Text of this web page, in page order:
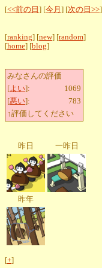
[<<前の日 ] [今月 ] [次の日>>]
[ranking] [new] [random]
[home] [blog]
みなさんの評価
[よい]:
1069
[悪い]:
783
↑評価してください
昨日 一昨日
昨年
[+]